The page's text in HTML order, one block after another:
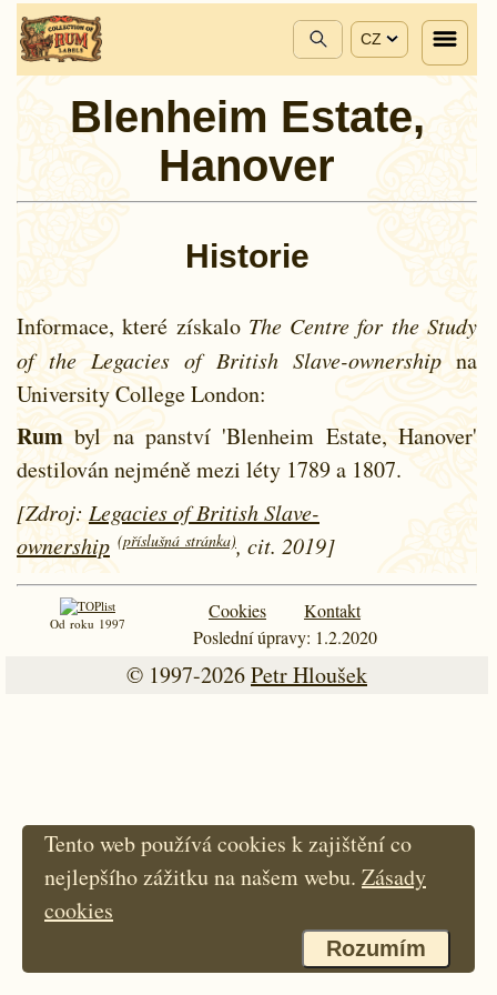
CZ
Blenheim Estate,
Hanover
Historie
Informace, které získalo The Centre for the Study
of the Legacies of British Slave-ownership na
University College London:
Rum byl na panství 'Blenheim Estate, Hanover'
destilován nejméně mezi léty 1789 a 1807.
[Zdroj: Legacies of British Slave-
ownership (příslušná stránka), cit. 2019]
Od roku 1997
Cookies
Kontakt
Poslední úpravy: 1.2.2020
© 1997-2026Petr Hloušek
Tento web používá cookies k zajištění co
nejlepšího zážitku na našem webu. Zásady
cookies
Rozumím